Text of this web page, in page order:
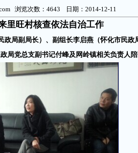
浏览次数：4643 日期：2014-12-11
里旺村核查依法自治工作
局副局长）、副组长李启燕（怀化市民
局党总支副书记付峰及网岭镇相关负责人陪